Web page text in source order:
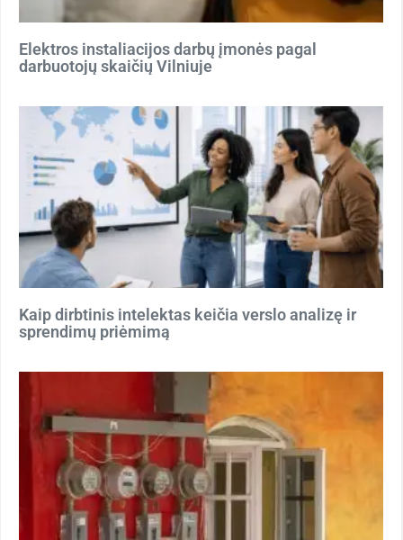
Elektros instaliacijos darbų įmonės pagal
darbuotojų skaičių Vilniuje
Kaip dirbtinis intelektas keičia verslo analizę ir
sprendimų priėmimą